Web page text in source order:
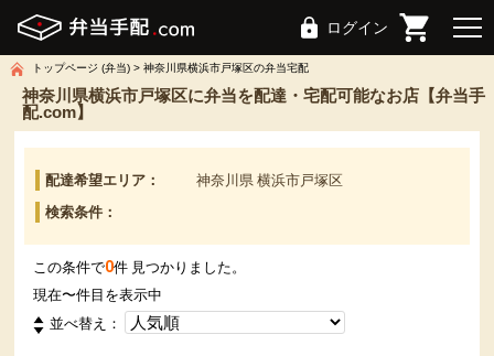
ログイン
トップページ (弁当) 神奈川県横浜市戸塚区の弁当宅配
神奈川県横浜市戸塚区に弁当を配達・宅配可能なお店【弁当手
配.com】
配達希望エリア：
神奈川県 横浜市戸塚区
検索条件：
この条件で0件 見つかりました。
現在〜件目を表示中
並べ替え：